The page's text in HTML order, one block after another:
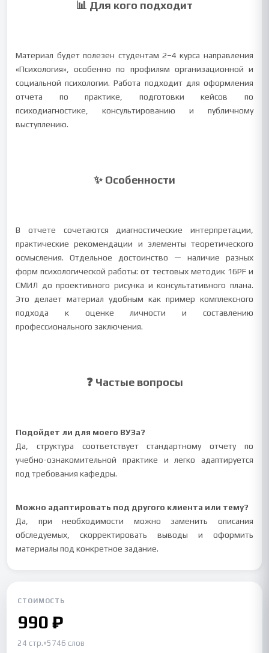
📊 Для кого подходит
Материал будет полезен студентам 2–4 курса направления
«Психология», особенно по профилям организационной и
социальной психологии. Работа подходит для оформления
отчета по практике, подготовки кейсов по
психодиагностике, консультированию и публичному
выступлению.
✨ Особенности
В отчете сочетаются диагностические интерпретации,
практические рекомендации и элементы теоретического
осмысления. Отдельное достоинство — наличие разных
форм психологической работы: от тестовых методик 16PF и
СМИЛ до проективного рисунка и консультативного плана.
Это делает материал удобным как пример комплексного
подхода к оценке личности и составлению
профессионального заключения.
❓ Частые вопросы
Подойдет ли для моего ВУЗа?
Да, структура соответствует стандартному отчету по
учебно-ознакомительной практике и легко адаптируется
под требования кафедры.
Можно адаптировать под другого клиента или тему?
Да, при необходимости можно заменить описания
обследуемых, скорректировать выводы и оформить
материалы под конкретное задание.
СТОИМОСТЬ
990 ₽
24 стр.•5746 слов